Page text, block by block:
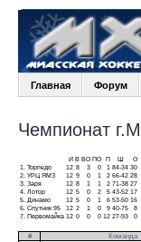
Главная Форум
Чемпионат
И В ВО ПО П
О
1.
Торпедо 12 8 3 0 1 84-34 30
2. УРЦ ЯМЗ 12 9 0 1 2 66-42 28
3. Заря 12 8 1 1 2 71-38 27
4. Лотор 12 5 0 2 5 43-52 17
5.
Динамо 12 5 0 1 6 53-50 16
6. Спутник 95 12 2 1 0 9 40-75
8
7.
Первомайка 12 0 0 0 12 27-93 0
# Команда